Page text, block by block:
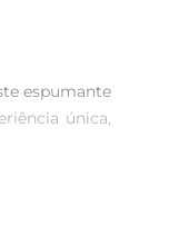
espumante
única,